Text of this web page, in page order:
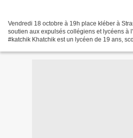
Vendredi 18 octobre à 19h place kléber à
soutien aux expulsés collégiens et lycéens à
#katchik Khatchik est un lycéen de 19 ans,